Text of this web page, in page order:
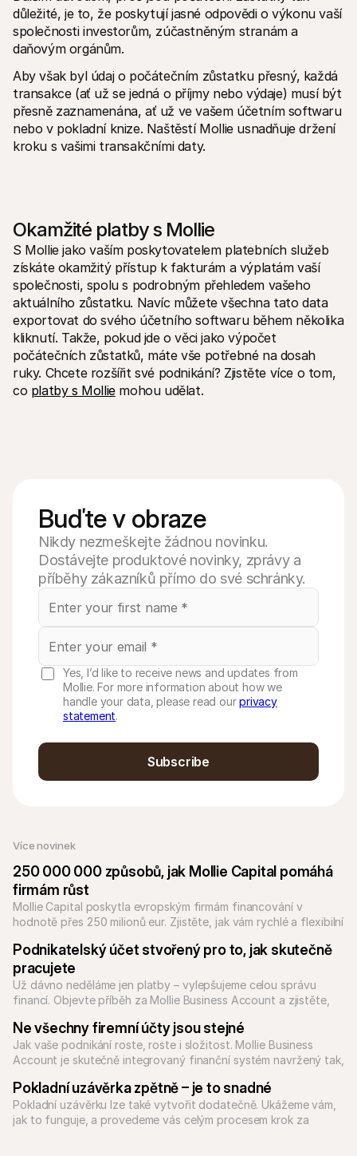
důležité, je to, že poskytují jasné odpovědi o výkonu vaší
společnosti investorům, zúčastněným stranám a
daňovým orgánům.
Aby však byl údaj o počátečním zůstatku přesný, každá
transakce (ať už se jedná o příjmy nebo výdaje) musí být
přesně zaznamenána, ať už ve vašem účetním softwaru
nebo v pokladní knize. Naštěstí Mollie usnadňuje držení
kroku s vašimi transakčními daty.
Okamžité platby s Mollie
S Mollie jako vaším poskytovatelem platebních služeb
získáte okamžitý přístup k fakturám a výplatám vaší
společnosti, spolu s podrobným přehledem vašeho
aktuálního zůstatku. Navíc můžete všechna tato data
exportovat do svého účetního softwaru během několika
kliknutí. Takže, pokud jde o věci jako výpočet
počátečních zůstatků, máte vše potřebné na dosah
ruky. Chcete rozšířit své podnikání? Zjistěte více o tom,
co platby s Mollie mohou udělat.
Více novinek
250 000 000 způsobů, jak Mollie Capital pomáhá
firmám růst
Mollie Capital poskytla evropským firmám financování v
hodnotě přes 250 milionů eur. Zjistěte, jak vám rychlé a flexibilní
Podnikatelský účet stvořený pro to, jak skutečně
pracujete
Už dávno neděláme jen platby – vylepšujeme celou správu
financí. Objevte příběh za Mollie Business Account a zjistěte,
Evropě.
Ne všechny firemní účty jsou stejné
Jak vaše podnikání roste, roste i složitost. Mollie Business
Account je skutečně integrovaný finanční systém navržený tak,
Pokladní uzávěrka zpětně – je to snadné
Pokladní uzávěrku lze také vytvořit dodatečně. Ukážeme vám,
jak to funguje, a provedeme vás celým procesem krok za
Buďte v obraze
Nikdy nezmeškejte žádnou novinku.
Dostávejte produktové novinky, zprávy a
příběhy zákazníků přímo do své schránky.
Yes, I’d like to receive news and updates from
Mollie. For more information about how we
handle your data, please read ourprivacy
statement.
Subscribe